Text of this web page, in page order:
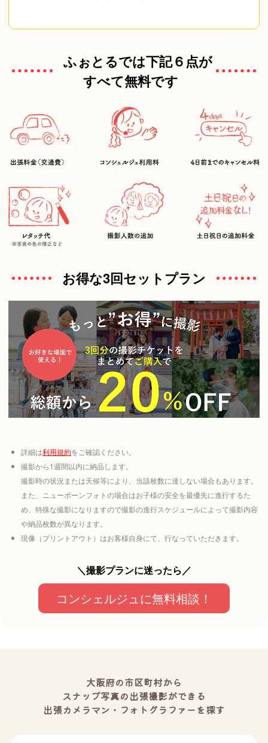
ふぉとるでは下記６点が
すべて無料です
お得な3回セットプラン
詳細は利用規約をご確認ください。
撮影から1週間以内に納品します。
撮影時の状況または天候等により、当該枚数に達しない場合もあります。
また、ニューボーンフォトの場合はお子様の安全を最優先に進行するた
め、特殊な撮影になりますので撮影の進行スケジュールによって撮影内容
や納品枚数が異なります。
現像（プリントアウト）はお客様自身にて、行なっていただきます。
＼撮影プランに迷ったら／
コンシェルジュに無料相談！
大阪府の市区町村から
スナップ写真の出張撮影ができる
出張カメラマン・フォトグラファーを探す